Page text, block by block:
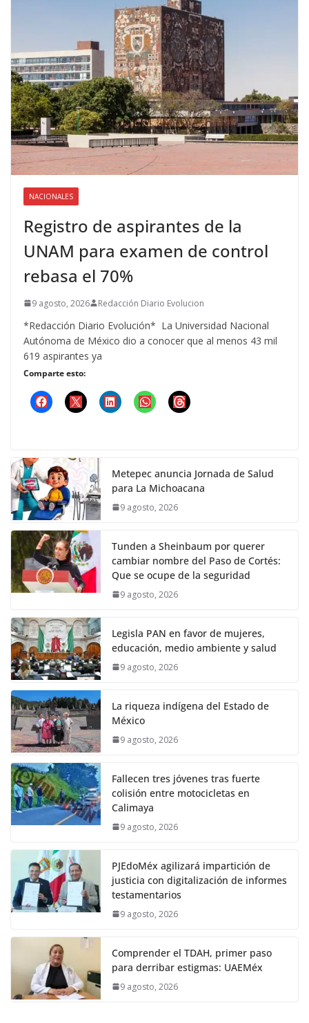
NACIONALES
Registro de aspirantes de la
UNAM para examen de control
rebasa el 70%
9 agosto, 2026 Redacción Diario Evolucion
*Redacción Diario Evolución* La Universidad Nacional
Autónoma de México dio a conocer que al menos 43 mil
619 aspirantes ya
Comparte esto:
Metepec anuncia Jornada de Salud
para La Michoacana
9 agosto, 2026
Tunden a Sheinbaum por querer
cambiar nombre del Paso de Cortés:
Que se ocupe de la seguridad
9 agosto, 2026
Legisla PAN en favor de mujeres,
educación, medio ambiente y salud
9 agosto, 2026
La riqueza indígena del Estado de
México
9 agosto, 2026
Fallecen tres jóvenes tras fuerte
colisión entre motocicletas en
Calimaya
9 agosto, 2026
PJEdoMéx agilizará impartición de
justicia con digitalización de informes
testamentarios
9 agosto, 2026
Comprender el TDAH, primer paso
para derribar estigmas: UAEMéx
9 agosto, 2026